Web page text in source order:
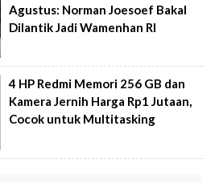
Agustus: Norman Joesoef Bakal
Dilantik Jadi Wamenhan RI
4 HP Redmi Memori 256 GB dan
Kamera Jernih Harga Rp1 Jutaan,
Cocok untuk Multitasking